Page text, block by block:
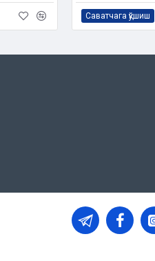
Саватчага қўшиш